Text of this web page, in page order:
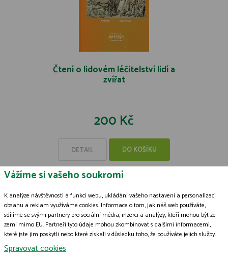
Čtení o lidovém léčitelství lidí a
zvířat
200 Kč
DETAIL DO KOŠÍKU
© 2009-2026 ČSOP Vlašim,všechna práva vyhrazena
Zásady zpracování souborů cookies
Grafický návrh
Vážíme si vašeho soukromí
K analýze návštěvnosti a funkcí webu, ukládání vašeho nastavení a personalizaci
obsahu a reklam využíváme cookies. Informace o tom, jak náš web používáte,
sdílíme se svými partnery pro sociální média, inzerci a analýzy, kteří mohou být ze
zemí mimo EU. Partneři tyto údaje mohou zkombinovat s dalšími informacemi,
které jste jim poskytli nebo které získali v důsledku toho, že používáte jejich služby.
Podrobné informace
Spravovat cookies